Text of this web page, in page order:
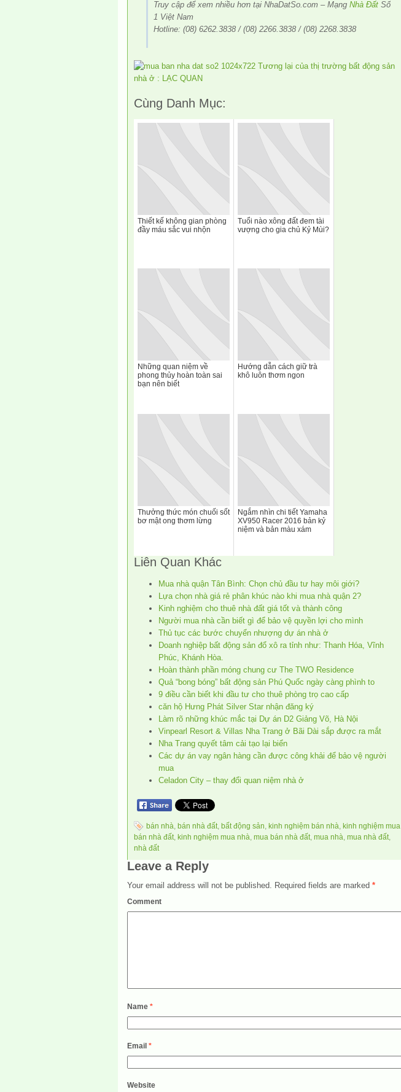
Truy cập để xem nhiều hơn tại NhaDatSo.com – Mạng Nhà Đất Số
1 Việt Nam
Hotline: (08) 6262.3838 / (08) 2266.3838 / (08) 2268.3838
Cùng Danh Mục:
Thiết kế không gian phòng
đầy máu sắc vui nhộn
Tuổi nào xông đất đem tài
vượng cho gia chủ Kỷ Mùi?
Những quan niệm về
phong thủy hoàn toàn sai
bạn nên biết
Hướng dẫn cách giữ trà
khô luôn thơm ngon
Thưởng thức món chuối sốt
bơ mật ong thơm lừng
Ngắm nhìn chi tiết Yamaha
XV950 Racer 2016 bản kỷ
niệm và bản màu xám
Liên Quan Khác
Mua nhà quận Tân Bình: Chọn chủ đầu tư hay môi giới?
Lựa chọn nhà giá rẻ phân khúc nào khi mua nhà quận 2?
Kinh nghiệm cho thuê nhà đất giá tốt và thành công
Người mua nhà cần biết gì để bảo vệ quyền lợi cho mình
Thủ tục các bước chuyển nhượng dự án nhà ở
Doanh nghiệp bất động sản đổ xô ra tỉnh như: Thanh Hóa, Vĩnh
Phúc, Khánh Hòa.
Hoàn thành phần móng chung cư The TWO Residence
Quả “bong bóng” bất động sản Phú Quốc ngày càng phình to
9 điều cần biết khi đầu tư cho thuê phòng trọ cao cấp
căn hộ Hưng Phát Silver Star nhận đăng ký
Làm rõ những khúc mắc tại Dự án D2 Giảng Võ, Hà Nội
Vinpearl Resort & Villas Nha Trang ở Bãi Dài sắp được ra mắt
Nha Trang quyết tâm cải tạo lại biển
Các dự án vay ngân hàng cần được công khải để bảo vệ người
mua
Celadon City – thay đổi quan niệm nhà ở
bán nhà, bán nhà đất, bất động sản, kinh nghiệm bán nhà, kinh nghiệm mua
bán nhà đất, kinh nghiệm mua nhà, mua bán nhà đất, mua nhà, mua nhà đất,
nhà đất
Leave a Reply
Your email address will not be published. Required fields are marked *
Comment
Name *
Email *
Website